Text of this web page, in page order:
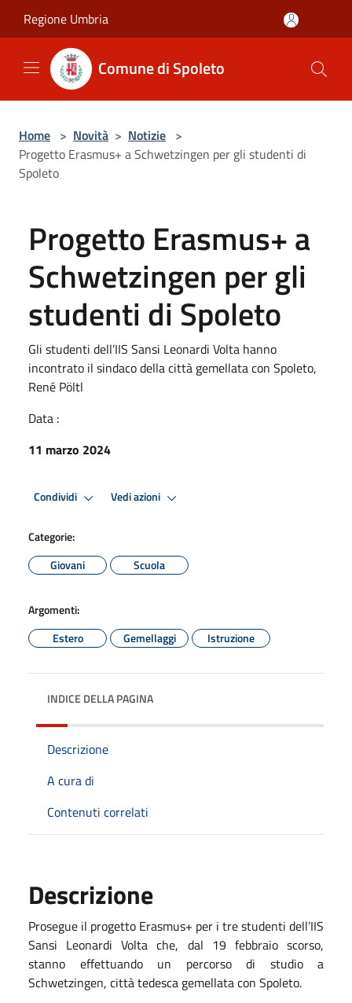
Regione Umbria
Comune di Spoleto
Home > Novità > Notizie >
Progetto Erasmus+ a Schwetzingen per gli studenti di
Spoleto
Progetto Erasmus+ a
Schwetzingen per gli
studenti di Spoleto
Gli studenti dell’IIS Sansi Leonardi Volta hanno
incontrato il sindaco della città gemellata con Spoleto,
René Pöltl
Data :
11 marzo 2024
Condividi Vedi azioni
Categorie:
Giovani
Scuola
Argomenti:
Estero
Gemellaggi Istruzione
INDICE DELLA PAGINA
Descrizione
A cura di
Contenuti correlati
Descrizione
Prosegue il progetto Erasmus+ per i tre studenti dell’IIS
Sansi Leonardi Volta che, dal 19 febbraio scorso,
stanno effettuando un percorso di studio a
Schwetzingen, città tedesca gemellata con Spoleto.